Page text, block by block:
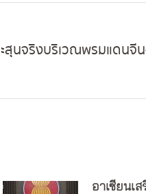
นจริงบริเวณพรมแดนจีน
อาเซียนเ